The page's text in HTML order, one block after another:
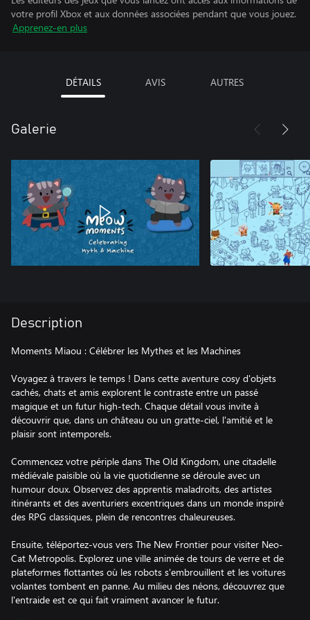
votre profil Xbox et aux données associées pendant que vous jouez.
Apprenez-en plus
DÉTAILS AVIS AUTRES
Galerie
Description
Moments Miaou : Célébrer les Mythes et les Machines
Voyagez à travers le temps ! Dans cette aventure cosy d'objets
cachés, chats et amis explorent le contraste entre un passé
magique et un futur high-tech. Chaque détail vous invite à
découvrir que, dans un château ou un gratte-ciel, l'amitié et le
plaisir sont intemporels.
Commencez votre périple dans The Old Kingdom, une citadelle
médiévale paisible où la vie quotidienne se déroule avec un
humour doux. Observez des apprentis maladroits, des artistes
itinérants et des aventuriers excentriques dans un monde inspiré
des RPG classiques, plein de rencontres chaleureuses.
Ensuite, téléportez-vous vers The New Frontier pour visiter Neo-
Cat Metropolis. Explorez une ville animée de tours de verre et de
plateformes flottantes où les robots s'embrouillent et les voitures
volantes tombent en panne. Au milieu des néons, découvrez que
l'entraide est ce qui fait vraiment avancer le futur.